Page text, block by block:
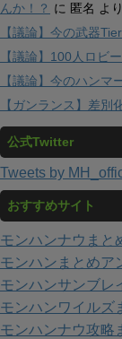
んか！？ に 匿名 より
【議論】今の武器
【議論】100人ロビ
【議論】今のハンマ
【ガンランス】差別
公式Twitter
Tweets by
おすすめサイト
モンハンナウまと
モンハンまとめア
モンハンサンブレ
モンハンワイルズ
モンハンナウ攻略